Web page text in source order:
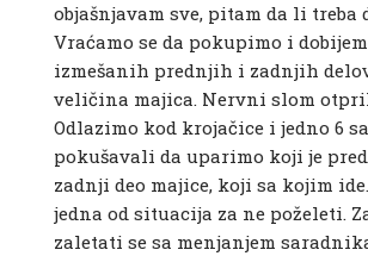
objašnjavam sve, pitam da li treba
Vraćamo se da pokupimo i
izmešanih prednjih i zadnjih
veličina majica. Nervni slom
Odlazimo kod krojačice i jedno 6
pokušavali da uparimo koji je
zadnji deo majice, koji sa kojim
jedna od situacija za ne poželeti.
zaletati se sa menjanjem